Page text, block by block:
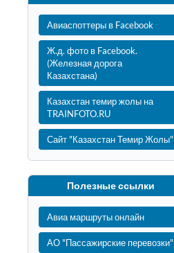
Авиаспоттеры в Facebook
Ж.д. фото в Facebook.
(Железная дорога
Казахстана)
Казахстан темир жолы на
TRAINFOTO.RU
Сайт "Казахстан Темир Жолы"
Полезные ссылки
Авиа маршруты онлайн
АО "Пассажирские перевозки"